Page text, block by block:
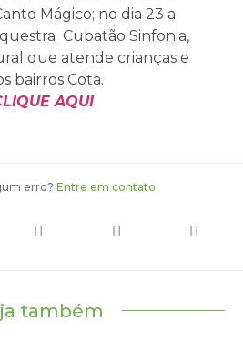
Mágico; no dia 23 a
Cubatão Sinfonia,
que atende crianças e
bairros Cota.
AQUI
erro? Entre em contato
também